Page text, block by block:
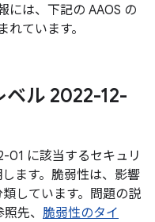
には、下記の AAOS の
ています。
ベル 2022-12-
01 に該当するセキュリ
ます。脆弱性は、影響
しています。問題の説
先、 脆弱性のタイ